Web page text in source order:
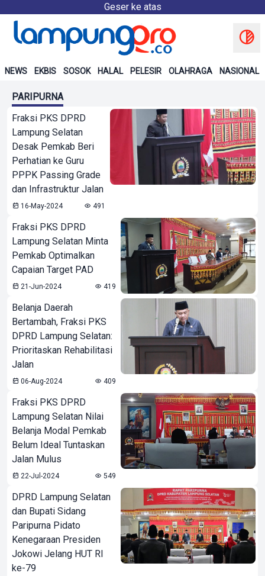
Geser ke atas
NEWS EKBIS SOSOK HALAL PELESIR OLAHRAGA NASIONAL
PARIPURNA
Fraksi PKS DPRD
Lampung Selatan
Desak Pemkab Beri
Perhatian ke Guru
PPPK Passing Grade
dan Infrastruktur Jalan
16-May-2024 491
Fraksi PKS DPRD
Lampung Selatan Minta
Pemkab Optimalkan
Capaian Target PAD
21-Jun-2024 419
Belanja Daerah
Bertambah, Fraksi PKS
DPRD Lampung Selatan:
Prioritaskan Rehabilitasi
Jalan
06-Aug-2024 409
Fraksi PKS DPRD
Lampung Selatan Nilai
Belanja Modal Pemkab
Belum Ideal Tuntaskan
Jalan Mulus
22-Jul-2024 549
DPRD Lampung Selatan
dan Bupati Sidang
Paripurna Pidato
Kenegaraan Presiden
Jokowi Jelang HUT RI
ke-79